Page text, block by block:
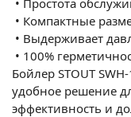
• Компактные
• Выдерживает
• 100%
Бойлер STOUT SWH-
удобное решение
эффективность и